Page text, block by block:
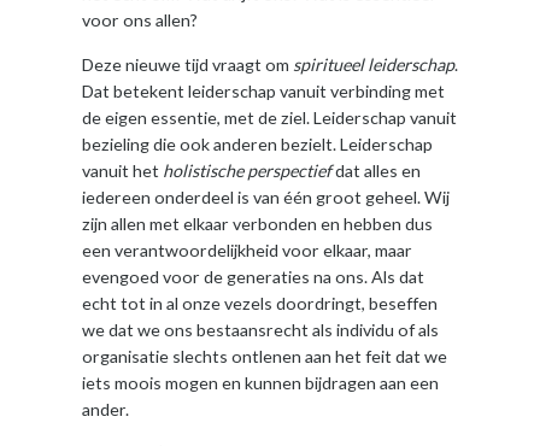
voor ons allen?
Deze nieuwe tijd vraagt om spiritueel leiderschap.
Dat betekent leiderschap vanuit verbinding met
de eigen essentie, met de ziel. Leiderschap vanuit
bezieling die ook anderen bezielt. Leiderschap
vanuit het holistische perspectiefdat alles en
iedereen onderdeel is van één groot geheel. Wij
zijn allen met elkaar verbonden en hebben dus
een verantwoordelijkheid voor elkaar, maar
evengoed voor de generaties na ons. Als dat
echt tot in al onze vezels doordringt, beseffen
we dat we ons bestaansrecht als individu of als
organisatie slechts ontlenen aan het feit dat we
iets moois mogen en kunnen bijdragen aan een
ander.